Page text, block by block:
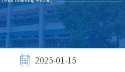
2025-01-15